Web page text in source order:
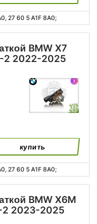
27 60 5 A1F 8A0;
BMW X7
2 2022-2025
купить
27 60 5 A1F 8A0;
BMW X6M
2 2023-2025